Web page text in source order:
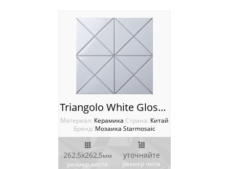
Мозаика Опера Декора
Triangolo White Glossy Мозаика Starmosaic Homework
Материал: Керамика Cтрана: Китай
Бренд: Мозаика Starmosaic
262,5x262,5мм
размер листа
уточняйте
размер чипа